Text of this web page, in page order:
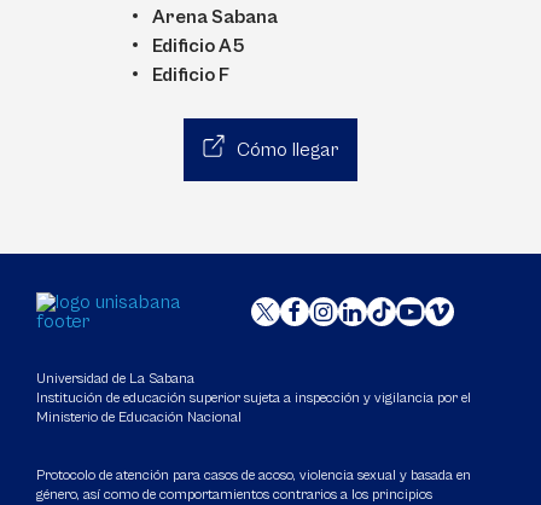
Arena Sabana
Edificio A5
Edificio F
Cómo llegar
Universidad de La Sabana
Institución de educación superior sujeta a inspección y vigilancia por el
Ministerio de Educación Nacional
Protocolo de atención para casos de acoso, violencia sexual y basada en
género, así como de comportamientos contrarios a los principios